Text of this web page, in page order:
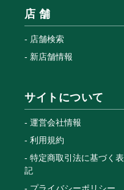
店 舗
店舗検索
新店舗情報
サイトについて
運営会社情報
利用規約
特定商取引法に基づく表
記